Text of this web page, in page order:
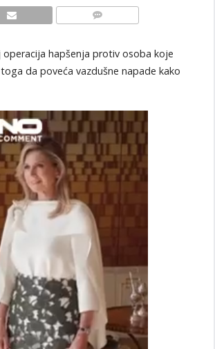
hapšenja protiv osoba koje
da poveća vazdušne napade kako